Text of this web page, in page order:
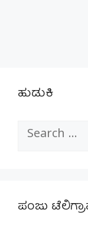
ಹುಡುಕಿ
Search
ಪಂಜು